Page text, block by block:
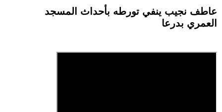
عاطف نجيب ينفي تورطه بأحداث المسجد
العمري بدرعا